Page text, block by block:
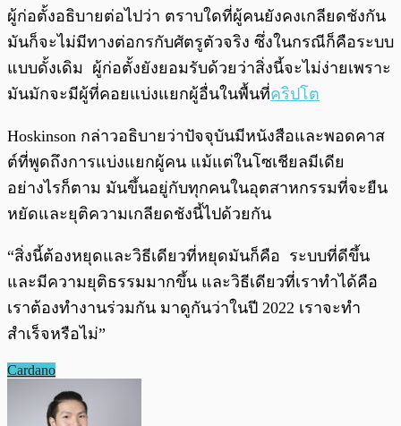
ผู้ก่อตั้งอธิบายต่อไปว่า ตราบใดที่ผู้คนยังคงเกลียดชังกัน
มันก็จะไม่มีทางต่อกรกับศัตรูตัวจริง ซึ่งในกรณีก็คือระบบ
แบบดั้งเดิม ผู้ก่อตั้งยังยอมรับด้วยว่าสิ่งนี้จะไม่ง่ายเพราะ
มันมักจะมีผู้ที่คอยแบ่งแยกผู้อื่นในพื้นที่คริปโต
Hoskinson กล่าวอธิบายว่าปัจจุบันมีหนังสือและพอดคาส
ต์ที่พูดถึงการแบ่งแยกผู้คน แม้แต่ในโซเชียลมีเดีย
อย่างไรก็ตาม มันขึ้นอยู่กับทุกคนในอุตสาหกรรมที่จะยืน
หยัดและยุติความเกลียดชังนี้ไปด้วยกัน
“สิ่งนี้ต้องหยุดและวิธีเดียวที่หยุดมันก็คือ ระบบที่ดีขึ้น
และมีความยุติธรรมมากขึ้น และวิธีเดียวที่เราทำได้คือ
เราต้องทำงานร่วมกัน มาดูกันว่าในปี 2022 เราจะทำ
สำเร็จหรือไม่”
Cardano